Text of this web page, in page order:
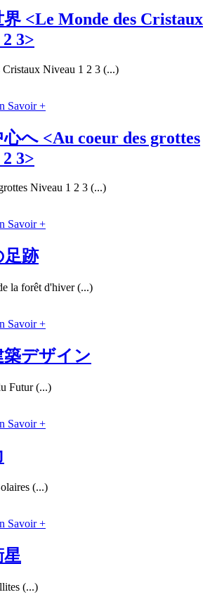
<Le Monde des Cristaux
3>
Cristaux Niveau 1 2 3 (...)
Savoir +
へ <Au coeur des grottes
3>
Niveau 1 2 3 (...)
Savoir +
足跡
la forêt d'hiver (...)
Savoir +
デザイン
Futur (...)
Savoir +
(...)
Savoir +
(...)